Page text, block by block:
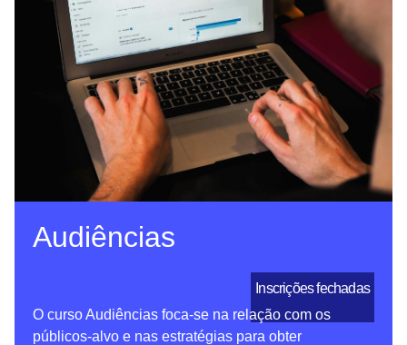
Audiências
Inscrições fechadas
O curso Audiências foca-se na relação com os
públicos-alvo e nas estratégias para obter